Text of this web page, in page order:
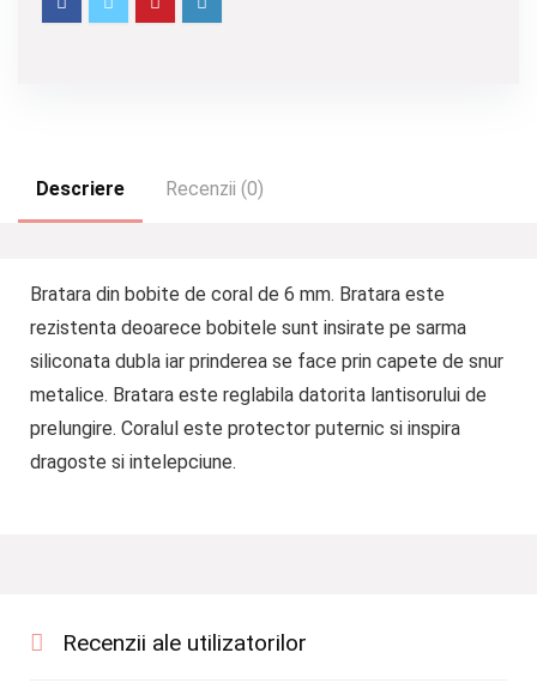
Descriere Recenzii (0)
Bratara din bobite de coral de 6 mm. Bratara este
rezistenta deoarece bobitele sunt insirate pe sarma
siliconata dubla iar prinderea se face prin capete de snur
metalice. Bratara este reglabila datorita lantisorului de
prelungire. Coralul este protector puternic si inspira
dragoste si intelepciune.
Recenzii ale utilizatorilor